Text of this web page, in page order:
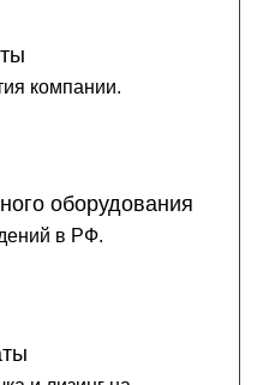
компании.
оборудования
в РФ.